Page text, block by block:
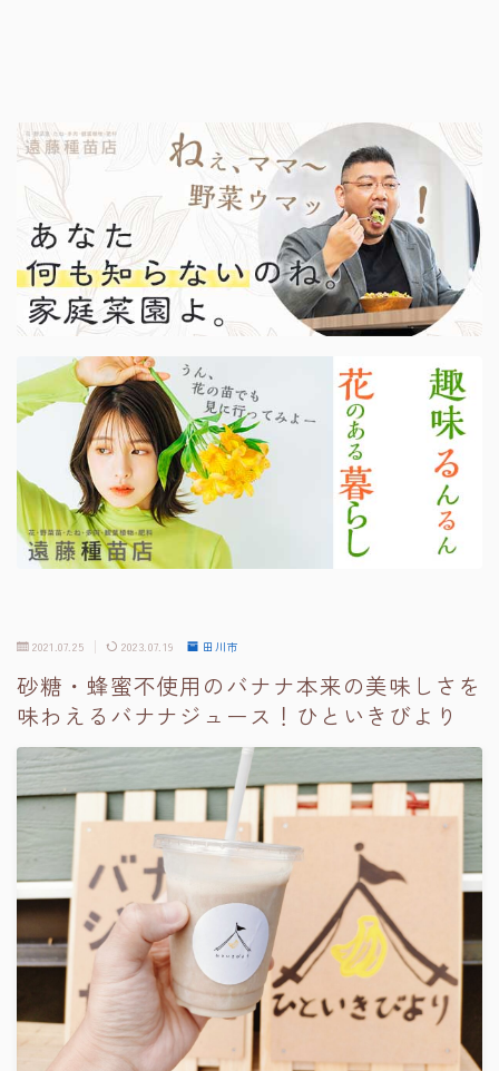
2021.07.25 2023.07.19 田川市
砂糖・蜂蜜不使用のバナナ本来の美味しさを
味わえるバナナジュース！ひといきびより